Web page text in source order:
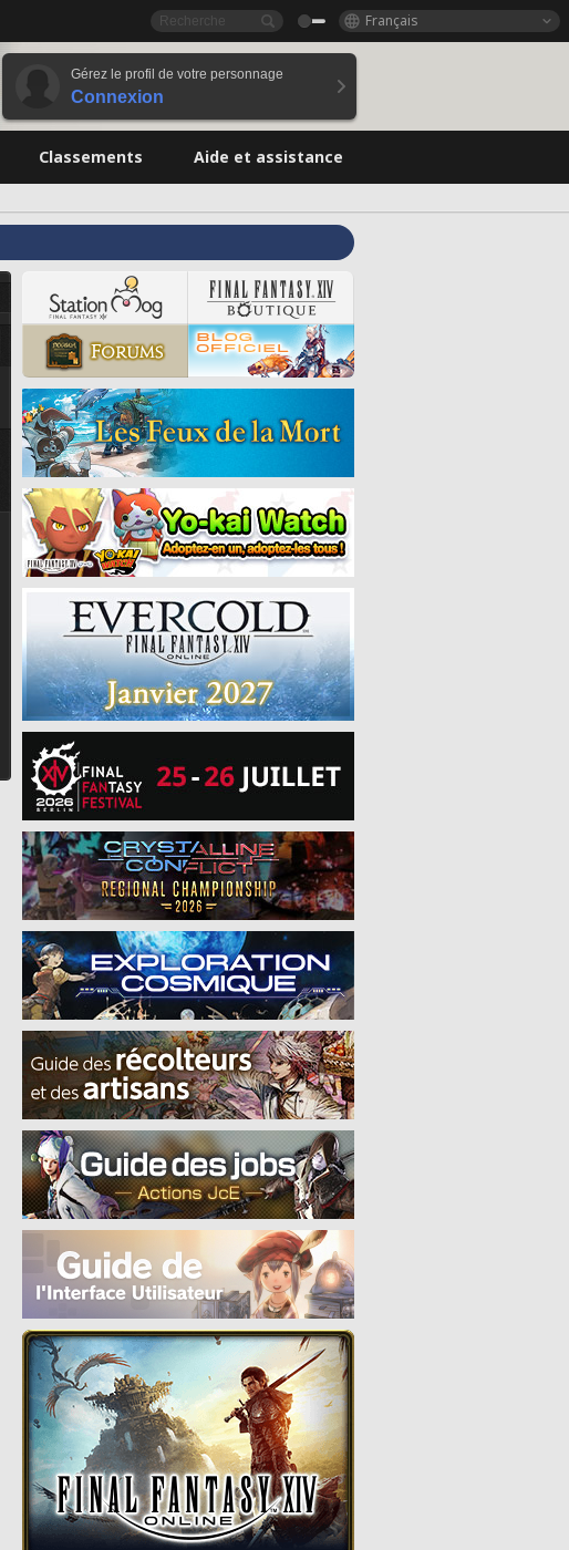
Français
Gérez le profil de votre personnage
Connexion
Classements Aide et assistance